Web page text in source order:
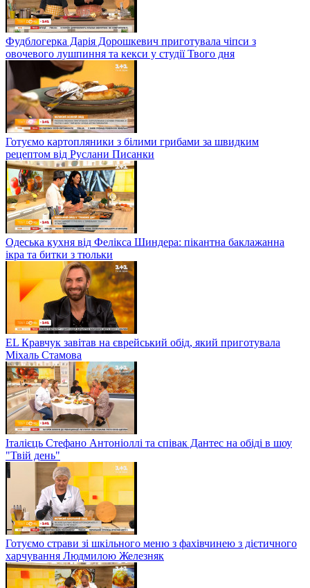
Фудблогерка Дарія Дорошкевич приготувала чіпси з
овочевого лушпиння та кекси у студії Твого дня
Готуємо картопляники з білими грибами за швидким
рецептом від Руслани Писанки
Одеська кухня від Фелікса Шиндера: пікантна баклажанна
ікра та битки з тюльки
EL Кравчук завітав на єврейський обід, який приготувала
Міхаль Стамова
Італієць Стефано Антоніоллі та співак Дантес на обіді в шоу
"Твій день"
Готуємо страви зі шкільного меню з фахівчинею з дієтичного
харчування Людмилою Железняк